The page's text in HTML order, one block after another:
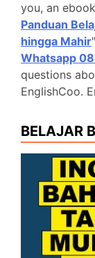
you, an
Panduan
hingga Mahir
Whatsapp
questions
EnglishCoo.
BELAJAR